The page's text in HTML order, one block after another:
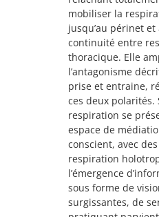
mobiliser la
jusqu’au périnet
continuité entre
thoracique. Elle
l’antagonisme
prise et entraine,
ces deux polarités.
respiration se
espace de
conscient, avec
respiration
l’émergence
sous forme de
surgissantes, de